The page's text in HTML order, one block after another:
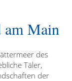
am Main
des
Täler,
der